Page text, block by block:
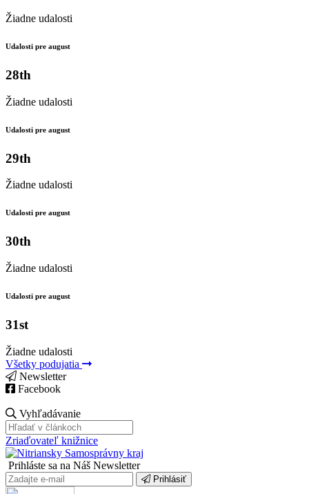
Žiadne udalosti
Udalosti pre august
28th
Žiadne udalosti
Udalosti pre august
29th
Žiadne udalosti
Udalosti pre august
30th
Žiadne udalosti
Udalosti pre august
31st
Žiadne udalosti
Všetky podujatia
Newsletter
Facebook
Vyhľadávanie
Zriaďovateľ knižnice
Prihláste sa na Náš Newsletter
Prihlásiť